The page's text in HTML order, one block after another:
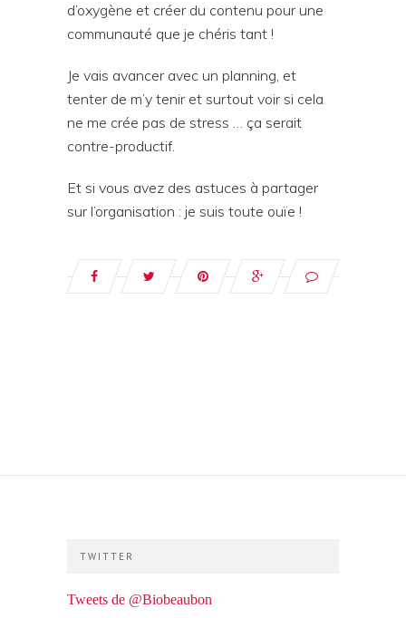
d’oxygène et créer du contenu pour une
communauté que je chéris tant !
Je vais avancer avec un planning, et
tenter de m’y tenir et surtout voir si cela
ne me crée pas de stress … ça serait
contre-productif.
Et si vous avez des astuces à partager
sur l’organisation : je suis toute ouïe !
TWITTER
Tweets de @Biobeaubon